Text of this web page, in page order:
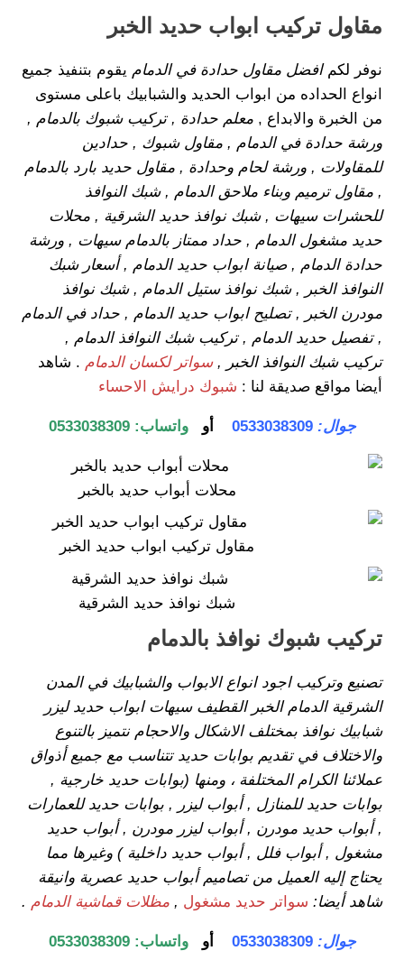
مقاول تركيب ابواب حديد الخبر
نوفر لكم افضل مقاول حدادة في الدمام يقوم بتنفيذ جميع
انواع الحداده من ابواب الحديد والشبابيك باعلى مستوى
من الخبرة والابداع , معلم حدادة , تركيب شبوك بالدمام ,
ورشة حدادة في الدمام , مقاول شبوك , حدادين
للمقاولات , ورشة لحام وحدادة , مقاول حديد بارد بالدمام
, مقاول ترميم وبناء ملاحق الدمام , شبك النوافذ
للحشرات سيهات , شبك نوافذ حديد الشرقية , محلات
حديد مشغول الدمام , حداد ممتاز بالدمام سيهات , ورشة
حدادة الدمام , صيانة ابواب حديد الدمام , أسعار شبك
النوافذ الخبر , شبك نوافذ ستيل الدمام , شبك نوافذ
مودرن الخبر , تصليح ابواب حديد الدمام , حداد في الدمام
, تفصيل حديد الدمام , تركيب شبك النوافذ الدمام ,
تركيب شبك النوافذ الخبر ,سواتر لكسان الدمام . شاهد
أيضا مواقع صديقة لنا : شبوك درايش الاحساء
جوال: 0533038309 أوواتساب:0533038309
محلات أبواب حديد بالخبر
مقاول تركيب ابواب حديد الخبر
شبك نوافذ حديد الشرقية
تركيب شبوك نوافذ بالدمام
تصنيع وتركيب اجود انواع الابواب والشبابيك في المدن
الشرقية الدمام الخبر القطيف سيهات ابواب حديد ليزر
شبابيك نوافذ بمختلف الاشكال والاحجام نتميز بالتنوع
والاختلاف في تقديم بوابات حديد تتناسب مع جميع أذواق
عملائنا الكرام المختلفة ، ومنها (بوابات حديد خارجية ,
بوابات حديد للمنازل , أبواب ليزر , بوابات حديد للعمارات
, أبواب حديد مودرن , أبواب ليزر مودرن , أبواب حديد
مشغول , أبواب فلل , أبواب حديد داخلية ) وغيرها مما
يحتاج إليه العميل من تصاميم أبواب حديد عصرية وانيقة
شاهد أيضا: سواتر حديد مشغول , مظلات قماشية الدمام .
جوال: 0533038309 أوواتساب:0533038309